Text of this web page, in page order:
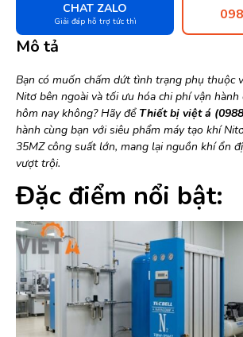
CHAT ZALO
Giải đáp hỗ trợ tức thì
Mô tả
Bạn có muốn chấm dứt tình trạng phụ thuộc
Nitơ bên ngoài và tối ưu hóa chi phí vận hành
hôm nay không? Hãy để Thiết bị việt á
hành cùng bạn với siêu phẩm máy tạo khí
35MZ công suất lớn, mang lại nguồn khí ổn
vượt trội.
Đặc điểm nổi bật: